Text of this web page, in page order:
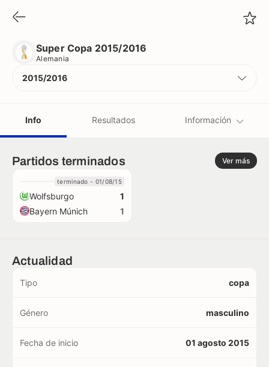
Super Copa 2015/2016
Alemania
2015/2016
Info Resultados Información
Partidos terminados Ver más
terminado - 01/08/15
Wolfsburgo
1
Bayern Múnich
1
Actualidad
Tipo copa
Género masculino
Fecha de inicio 01 agosto 2015